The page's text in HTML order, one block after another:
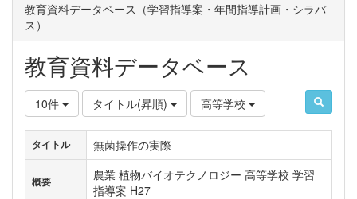
教育資料データベース（学習指導案・年間指導計画・シラバ
ス）
教育資料データベース
10件 タイトル(昇順) 高等学校
タイトル 無菌操作の実際
概要
農業 植物バイオテクノロジー 高等学校 学習
指導案 H27